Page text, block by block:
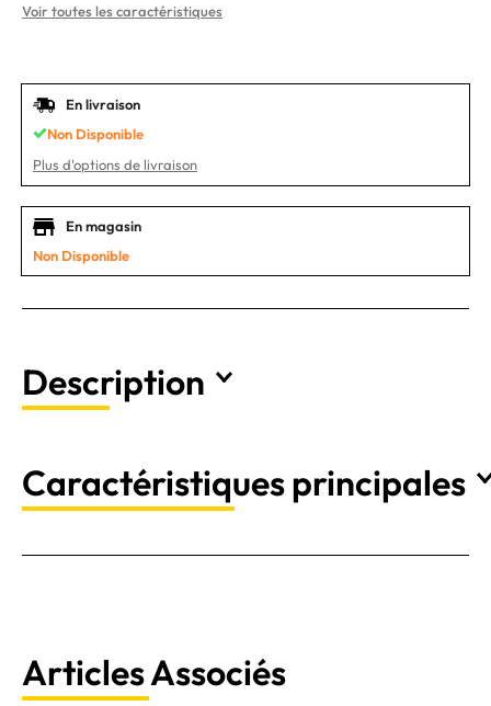
Voir toutes les caractéristiques
En livraison
Non Disponible
Plus d'options de livraison
En magasin
Non Disponible
Description
Caractéristiques principales
Articles Associés